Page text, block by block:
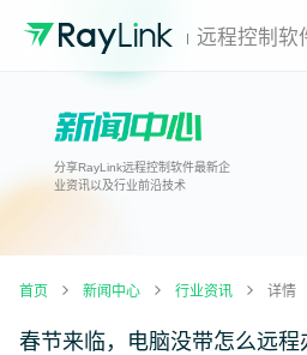
远程控制软
分享RayLink远程控制软件最新企
业资讯以及行业前沿技术
首页 新闻中心 行业资讯 详情
春节来临，电脑没带怎么远程